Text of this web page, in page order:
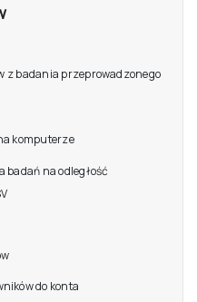
z badania przeprowadzonego
komputerze
na odległość
do konta